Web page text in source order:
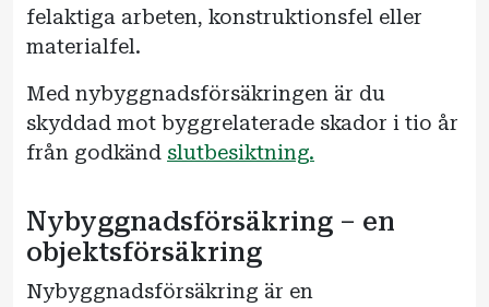
felaktiga arbeten, konstruktionsfel eller
materialfel.
Med nybyggnadsförsäkringen är du
skyddad mot byggrelaterade skador i tio år
från godkänd slutbesiktning.
Nybyggnadsförsäkring – en
objektsförsäkring
Nybyggnadsförsäkring är en